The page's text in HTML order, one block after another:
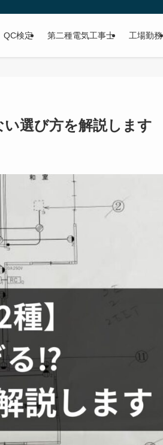
QC検定 第二種電気工事士 工場勤務
い選び方を解説します